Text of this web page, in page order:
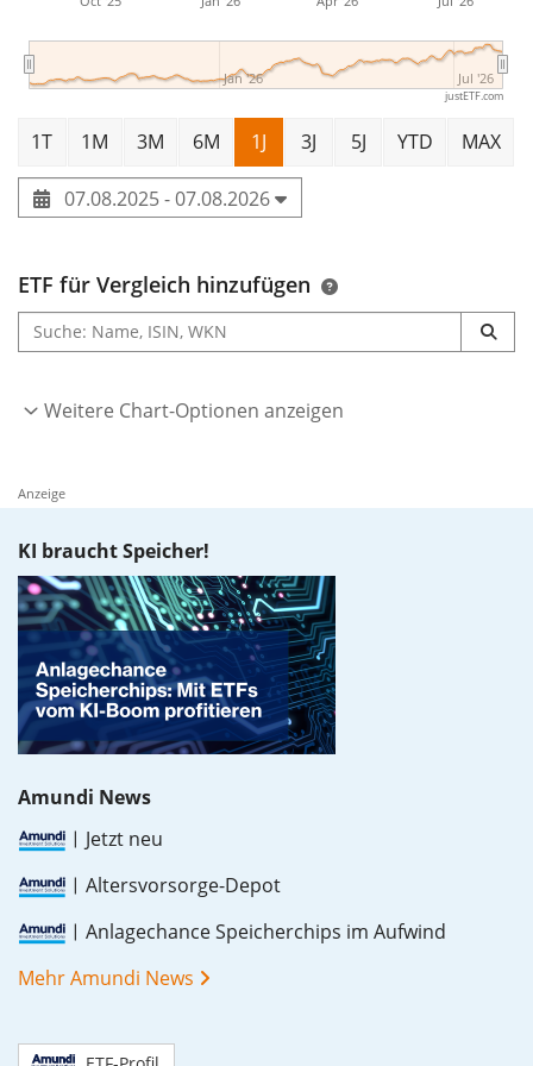
Jan '26 Jul '26
justETF.com
1T 1M 3M 6M 1J 3J 5J YTD MAX
07.08.2025 - 07.08.2026
ETF für Vergleich hinzufügen
Weitere Chart-Optionen anzeigen
Anzeige
KI braucht Speicher!
Amundi News
Jetzt neu
Altersvorsorge-Depot
Anlagechance Speicherchips im Aufwind
Mehr Amundi News